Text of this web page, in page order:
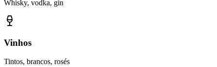
Whisky, vodka, gin
Vinhos
Tintos, brancos, rosés